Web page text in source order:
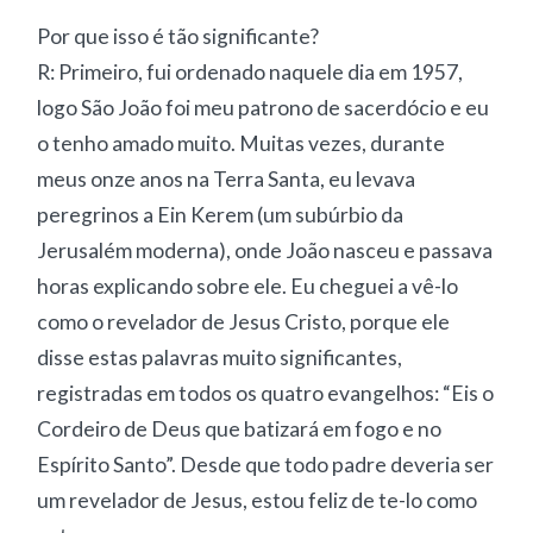
Por que isso é tão significante?
R: Primeiro, fui ordenado naquele dia em 1957,
logo São João foi meu patrono de sacerdócio e eu
o tenho amado muito. Muitas vezes, durante
meus onze anos na Terra Santa, eu levava
peregrinos a Ein Kerem (um subúrbio da
Jerusalém moderna), onde João nasceu e passava
horas explicando sobre ele. Eu cheguei a vê-lo
como o revelador de Jesus Cristo, porque ele
disse estas palavras muito significantes,
registradas em todos os quatro evangelhos: “Eis o
Cordeiro de Deus que batizará em fogo e no
Espírito Santo”. Desde que todo padre deveria ser
um revelador de Jesus, estou feliz de te-lo como